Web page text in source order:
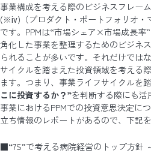
事業構成を考える際のビジネスフレー
(※ⅳ)（プロダクト・ポートフォリオ・
です。PPMは“市場シェア×市場成長率
角化した事業を整理するためのビジネ
られることが多いです。それだけでは
サイクルを踏まえた投資領域を考える
ます。つまり、事業ライフサイクルを踏
こに投資するか？”を判断する際にも
事業におけるPPMでの投資意思決定に
立ち情報のレポートがあるので、下記
■“7S”で考える病院経営のトップ方針